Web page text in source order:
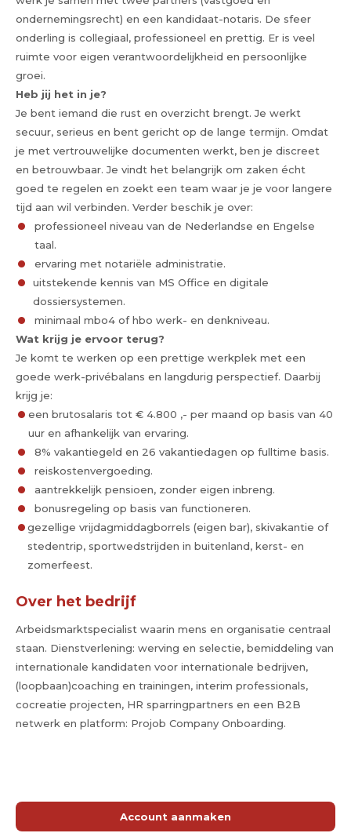
ondernemingsrecht) en een kandidaat-notaris. De sfeer
onderling is collegiaal, professioneel en prettig. Er is veel
ruimte voor eigen verantwoordelijkheid en persoonlijke
groei.
Heb jij het in je?
Je bent iemand die rust en overzicht brengt. Je werkt
secuur, serieus en bent gericht op de lange termijn. Omdat
je met vertrouwelijke documenten werkt, ben je discreet
en betrouwbaar. Je vindt het belangrijk om zaken écht
goed te regelen en zoekt een team waar je je voor langere
tijd aan wil verbinden. Verder beschik je over:
professioneel niveau van de Nederlandse en Engelse
taal.
ervaring met notariële administratie.
uitstekende kennis van MS Office en digitale
dossiersystemen.
minimaal mbo4 of hbo werk- en denkniveau.
Wat krijg je ervoor terug?
Je komt te werken op een prettige werkplek met een
goede werk-privébalans en langdurig perspectief. Daarbij
krijg je:
een brutosalaris tot € 4.800 ,- per maand op basis van 40
uur en afhankelijk van ervaring.
8% vakantiegeld en 26 vakantiedagen op fulltime basis.
reiskostenvergoeding.
aantrekkelijk pensioen, zonder eigen inbreng.
bonusregeling op basis van functioneren.
gezellige vrijdagmiddagborrels (eigen bar), skivakantie of
stedentrip, sportwedstrijden in buitenland, kerst- en
zomerfeest.
Over het bedrijf
Arbeidsmarktspecialist waarin mens en organisatie centraal
staan. Dienstverlening: werving en selectie, bemiddeling van
internationale kandidaten voor internationale bedrijven,
(loopbaan)coaching en trainingen, interim professionals,
cocreatie projecten, HR sparringpartners en een B2B
netwerk en platform: Projob Company Onboarding.
Account aanmaken